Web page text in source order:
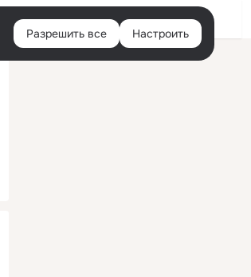
Войти
Разрешить все Настроить